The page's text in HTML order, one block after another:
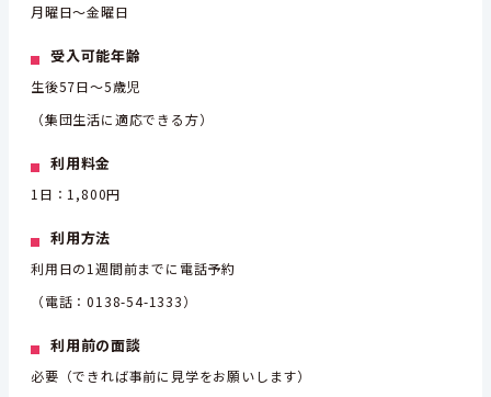
月曜日～金曜日
受入可能年齢
生後57日～5歳児
（集団生活に適応できる方）
利用料金
1日：1,800円
利用方法
利用日の1週間前までに電話予約
（電話：0138-54-1333）
利用前の面談
必要（できれば事前に見学をお願いします）